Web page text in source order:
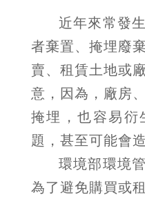
近年來常發
者棄置、掩埋廢
賣、租賃土地或
意，因為，廠房
掩埋，也容易衍
題，甚至可能會
環境部環境
為了避免購買或